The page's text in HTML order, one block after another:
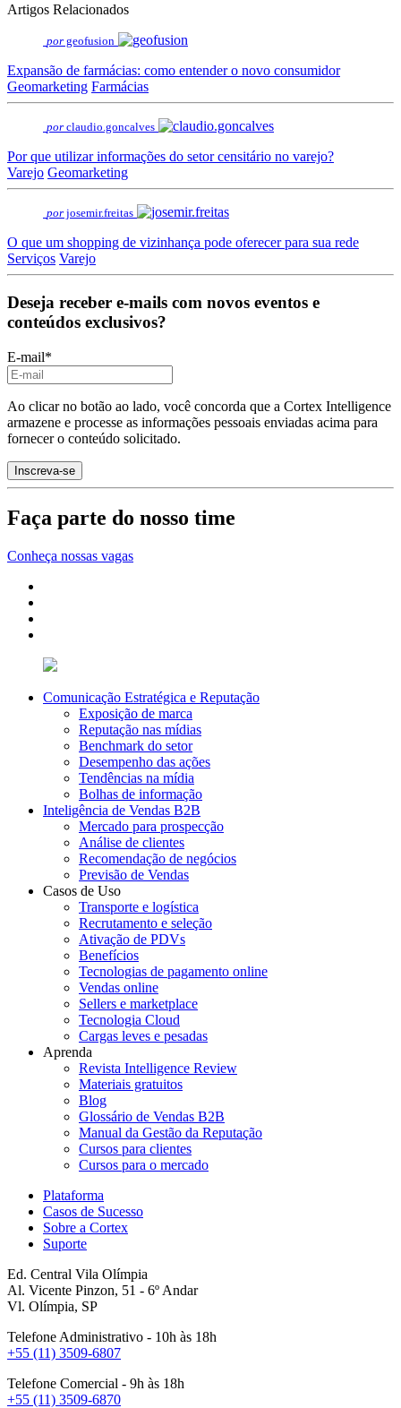
Artigos Relacionados
por geofusion
Expansão de farmácias: como entender o novo consumidor
Geomarketing Farmácias
por claudio.goncalves
Por que utilizar informações do setor censitário no varejo?
Varejo Geomarketing
por josemir.freitas
O que um shopping de vizinhança pode oferecer para sua rede
Serviços Varejo
Deseja receber e-mails com novos eventos e
conteúdos exclusivos?
E-mail*
Ao clicar no botão ao lado, você concorda que a Cortex Intelligence
armazene e processe as informações pessoais enviadas acima para
fornecer o conteúdo solicitado.
Faça parte do nosso time
Conheça nossas vagas
Comunicação Estratégica e Reputação
Exposição de marca
Reputação nas mídias
Benchmark do setor
Desempenho das ações
Tendências na mídia
Bolhas de informação
Inteligência de Vendas B2B
Mercado para prospecção
Análise de clientes
Recomendação de negócios
Previsão de Vendas
Casos de Uso
Transporte e logística
Recrutamento e seleção
Ativação de PDVs
Benefícios
Tecnologias de pagamento online
Vendas online
Sellers e marketplace
Tecnologia Cloud
Cargas leves e pesadas
Aprenda
Revista Intelligence Review
Materiais gratuitos
Blog
Glossário de Vendas B2B
Manual da Gestão da Reputação
Cursos para clientes
Cursos para o mercado
Plataforma
Casos de Sucesso
Sobre a Cortex
Suporte
Ed. Central Vila Olímpia
Al. Vicente Pinzon, 51 - 6º Andar
Vl. Olímpia, SP
Telefone Administrativo - 10h às 18h
+55 (11) 3509-6807
Telefone Comercial - 9h às 18h
+55 (11) 3509-6870